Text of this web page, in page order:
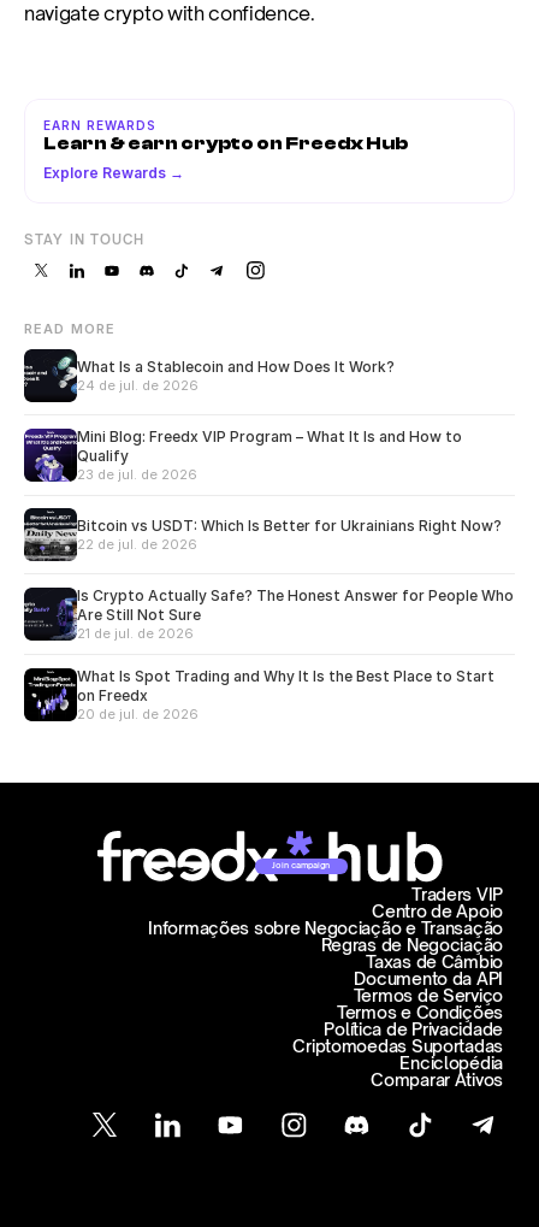
navigate crypto with confidence.
EARN REWARDS
Learn & earn crypto on Freedx Hub
Explore Rewards →
STAY IN TOUCH
READ MORE
What Is a Stablecoin and How Does It Work?
24 de jul. de 2026
Mini Blog: Freedx VIP Program – What It Is and How to
Qualify
23 de jul. de 2026
Bitcoin vs USDT: Which Is Better for Ukrainians Right Now?
22 de jul. de 2026
Is Crypto Actually Safe? The Honest Answer for People Who
Are Still Not Sure
21 de jul. de 2026
What Is Spot Trading and Why It Is the Best Place to Start
on Freedx
20 de jul. de 2026
Join campaign
Centro de Apoio
Informações sobre Negociação e Transação
Traders VIP
Regras de Negociação
Taxas de Câmbio
Documento da API
Termos de Serviço
Termos e Condições
Política de Privacidade
Criptomoedas Suportadas
Enciclopédia
Comparar Ativos